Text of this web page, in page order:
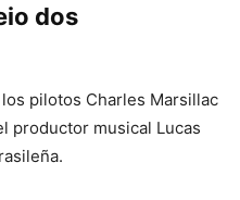
dos
pilotos Charles Marsillac
productor musical Lucas